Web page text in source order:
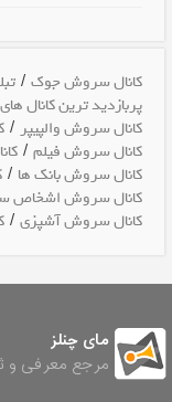
کانال سروش جوک /
پربازدید ترین کانال
کانال سروش والپیپر /
کانال سروش فیلم /
کانال سروش بانک ها /
کانال سروش اشخاص
کانال سروش آشپزی /
مای چنلز
مرجع معرفی و